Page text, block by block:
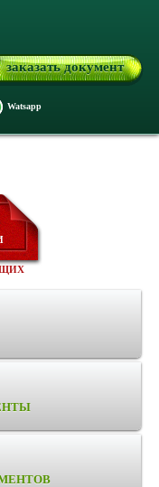
заказать документ
Watsapp